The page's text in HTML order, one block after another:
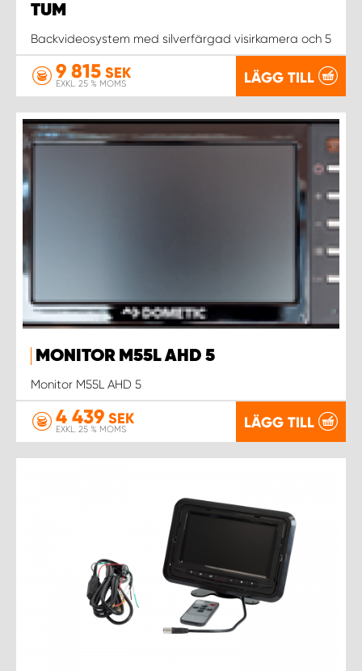
TUM
Backvideosystem med silverfärgad visirkamera och 5
9 815 SEK
EXKL. 25 % MOMS LÄGG TILL
MONITOR M55L AHD 5
Monitor M55L AHD 5
4 439 SEK
EXKL. 25 % MOMS LÄGG TILL